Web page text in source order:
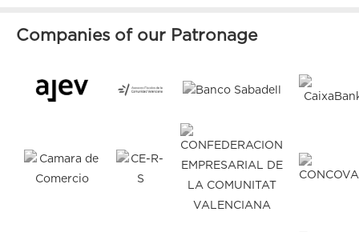
Companies of our Patronage